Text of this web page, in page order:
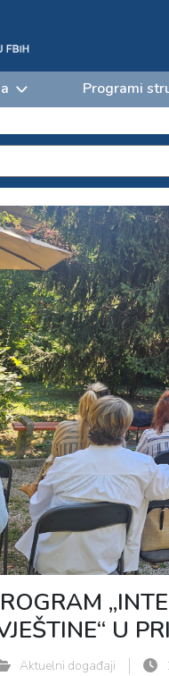
Programi
U
Aktuelni događaji